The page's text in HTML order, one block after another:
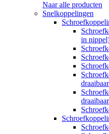
Naar alle producten
Snelkoppelingen
in